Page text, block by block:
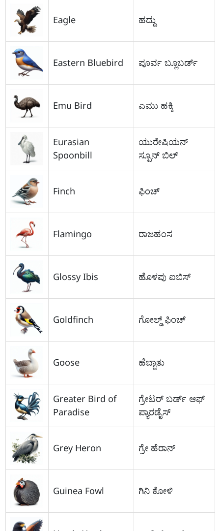
Eagle ಹದ್ದು
Eastern Bluebird ಪೂರ್ವ ಬ್ಲೂಬರ್ಡ್
Emu Bird ಎಮು ಹಕ್ಕಿ
Eurasian
Spoonbill
ಯುರೇಷಿಯನ್
ಸ್ಪೂನ್ ಬಿಲ್
Finch ಫಿಂಚ್
Flamingo ರಾಜಹಂಸ
Glossy Ibis ಹೊಳಪು ಐಬಿಸ್
Goldfinch ಗೋಲ್ಡ್ ಫಿಂಚ್
Goose ಹೆಬ್ಬಾತು
Greater Bird of
Paradise
ಗ್ರೇಟರ್ ಬರ್ಡ್ ಆಫ್
ಪ್ಯಾರಡೈಸ್
Grey Heron ಗ್ರೇ ಹೆರಾನ್
Guinea Fowl ಗಿನಿ ಕೋಳಿ